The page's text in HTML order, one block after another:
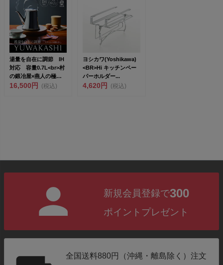
湯量を自在に調節 IH
対応 容量0.7L<br>村
の鍛冶屋×燕人の極
K...
16,500円 (税込)
ヨシカワ(Yoshikawa)
<BR>Hi キッチンペー
パーホルダー...
4,620円 (税込)
新規会員登録で300
ポイントプレゼント
全国送料880円（沖縄・離島除く）注文